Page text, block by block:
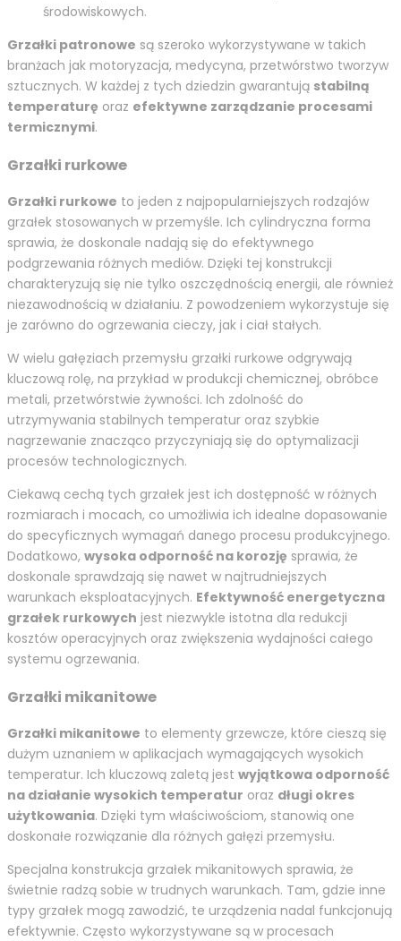
środowiskowych.
Grzałki patronowe są szeroko wykorzystywane w takich
branżach jak motoryzacja, medycyna, przetwórstwo tworzyw
sztucznych. W każdej z tych dziedzin gwarantują stabilną
temperaturę oraz efektywne zarządzanie procesami
termicznymi.
Grzałki rurkowe
Grzałki rurkowe to jeden z najpopularniejszych rodzajów
grzałek stosowanych w przemyśle. Ich cylindryczna forma
sprawia, że doskonale nadają się do efektywnego
podgrzewania różnych mediów. Dzięki tej konstrukcji
charakteryzują się nie tylko oszczędnością energii, ale również
niezawodnością w działaniu. Z powodzeniem wykorzystuje się
je zarówno do ogrzewania cieczy, jak i ciał stałych.
W wielu gałęziach przemysłu grzałki rurkowe odgrywają
kluczową rolę, na przykład w produkcji chemicznej, obróbce
metali, przetwórstwie żywności. Ich zdolność do
utrzymywania stabilnych temperatur oraz szybkie
nagrzewanie znacząco przyczyniają się do optymalizacji
procesów technologicznych.
Ciekawą cechą tych grzałek jest ich dostępność w różnych
rozmiarach i mocach, co umożliwia ich idealne dopasowanie
do specyficznych wymagań danego procesu produkcyjnego.
Dodatkowo, wysoka odporność na korozję sprawia, że
doskonale sprawdzają się nawet w najtrudniejszych
warunkach eksploatacyjnych. Efektywność energetyczna
grzałek rurkowych jest niezwykle istotna dla redukcji
kosztów operacyjnych oraz zwiększenia wydajności całego
systemu ogrzewania.
Grzałki mikanitowe
Grzałki mikanitowe to elementy grzewcze, które cieszą się
dużym uznaniem w aplikacjach wymagających wysokich
temperatur. Ich kluczową zaletą jest wyjątkowa odporność
na działanie wysokich temperatur oraz długi okres
użytkowania. Dzięki tym właściwościom, stanowią one
doskonałe rozwiązanie dla różnych gałęzi przemysłu.
Specjalna konstrukcja grzałek mikanitowych sprawia, że
świetnie radzą sobie w trudnych warunkach. Tam, gdzie inne
typy grzałek mogą zawodzić, te urządzenia nadal funkcjonują
efektywnie. Często wykorzystywane są w procesach